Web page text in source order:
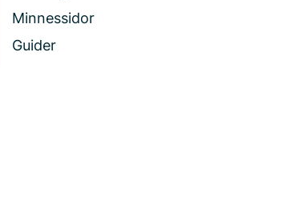
Minnessidor
Guider